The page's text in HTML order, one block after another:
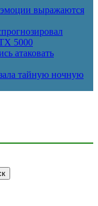
выражаются
5000
атаковать
тайную ночную